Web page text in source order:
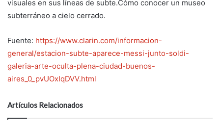
visuales en sus líneas de subte.Cómo conocer un museo
subterráneo a cielo cerrado.
Fuente: https://www.clarin.com/informacion-
general/estacion-subte-aparece-messi-junto-soldi-
galeria-arte-oculta-plena-ciudad-buenos-
aires_0_pvUOxIqDVV.html
Artículos Relacionados